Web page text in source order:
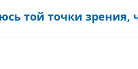
той точки зрения,